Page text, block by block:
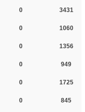
0 3431
0 1060
0 1356
0 949
0 1725
0 845